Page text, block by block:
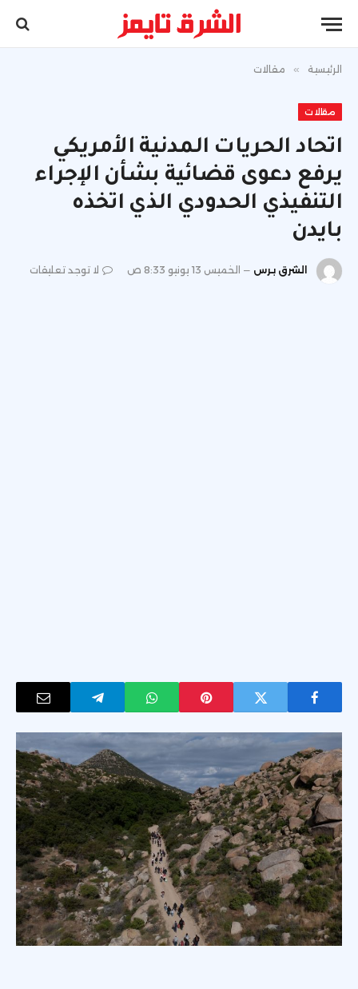
الرئيسية » مقالات
مقالات
اتحاد الحريات المدنية الأمريكي
يرفع دعوى قضائية بشأن الإجراء
التنفيذي الحدودي الذي اتخذه
بايدن
الشرق برس الخميس 13 يونيو 8:33 ص لا توجد تعليقات